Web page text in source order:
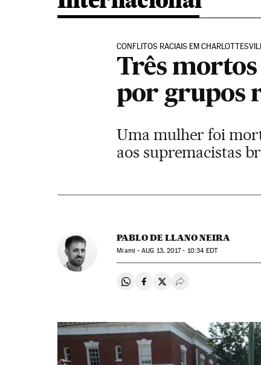
CONFLITOS RACIAIS EM
Três
por grupos
Uma mulher foi
aos supremacistas
PABLO DE LLANO NEIRA
Miami -AUG 13, 2017 - 10:34 EDT
Compartir en Whatsapp
Compartir en Facebook
Compartir en Twitter
Desplegar Redes